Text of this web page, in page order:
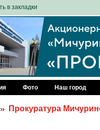
в закладки
Фото Наш город
Прокуратура